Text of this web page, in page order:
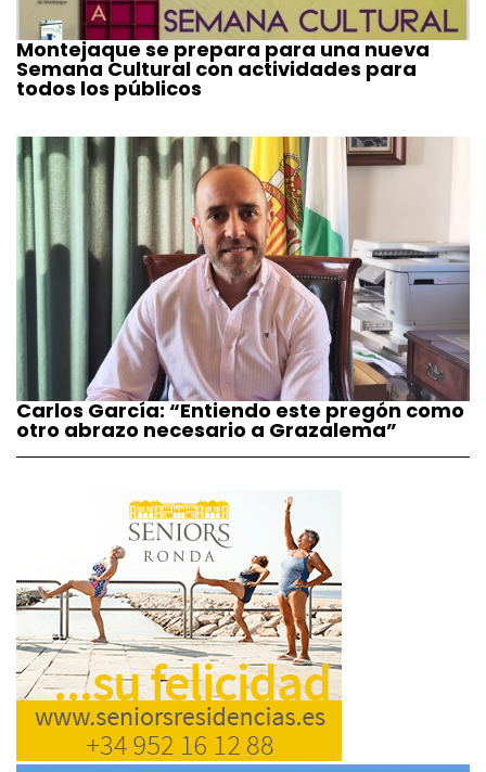
Montejaque se prepara para una nueva
Semana Cultural con actividades para
todos los públicos
Carlos García: “Entiendo este pregón como
otro abrazo necesario a Grazalema”